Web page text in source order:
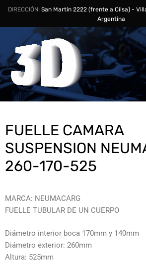
DIRECCIÓN: San Martín 2222 (frente a Cilsa) -
Argentina
FUELLE CAMARA
SUSPENSION
260-170-525
MARCA: NEUMACARG
FUELLE TUBULAR DE UN CUERPO
Diámetro interior boca 170mm y 140mm
Diámetro exterior: 260mm
Altura: 525mm